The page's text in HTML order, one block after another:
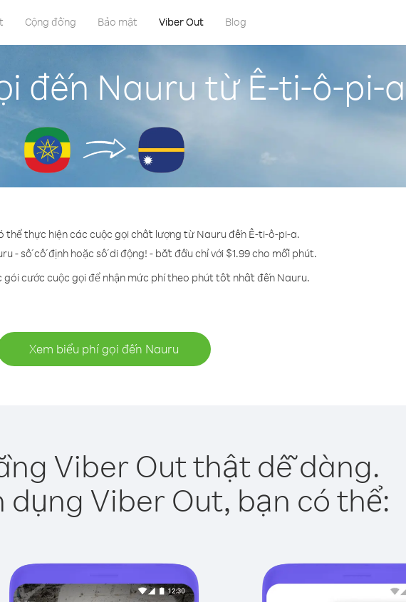
Cộng đồng Bảo mật Viber Out Blog
đến Nauru từ Ê-ti-ô-pi-a
thể thực hiện các cuộc gọi chất lượng từ Nauru đến Ê-ti-ô-pi-a.
- số cố định hoặc số di động! - bắt đầu chỉ với $1.99 cho mỗi phút.
gói cước cuộc gọi để nhận mức phí theo phút tốt nhất đến Nauru.
Xem biểu phí gọi đến Nauru
Viber Out thật dễ dàng.
dụng Viber Out, bạn có thể: